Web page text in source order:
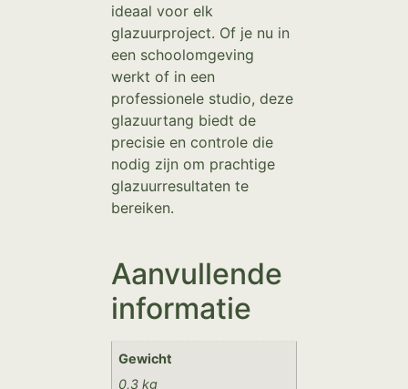
ideaal voor elk
glazuurproject. Of je nu in
een schoolomgeving
werkt of in een
professionele studio, deze
glazuurtang biedt de
precisie en controle die
nodig zijn om prachtige
glazuurresultaten te
bereiken.
Aanvullende
informatie
Gewicht
0,3 kg